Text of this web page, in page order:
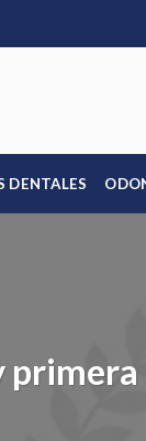
DENTALES